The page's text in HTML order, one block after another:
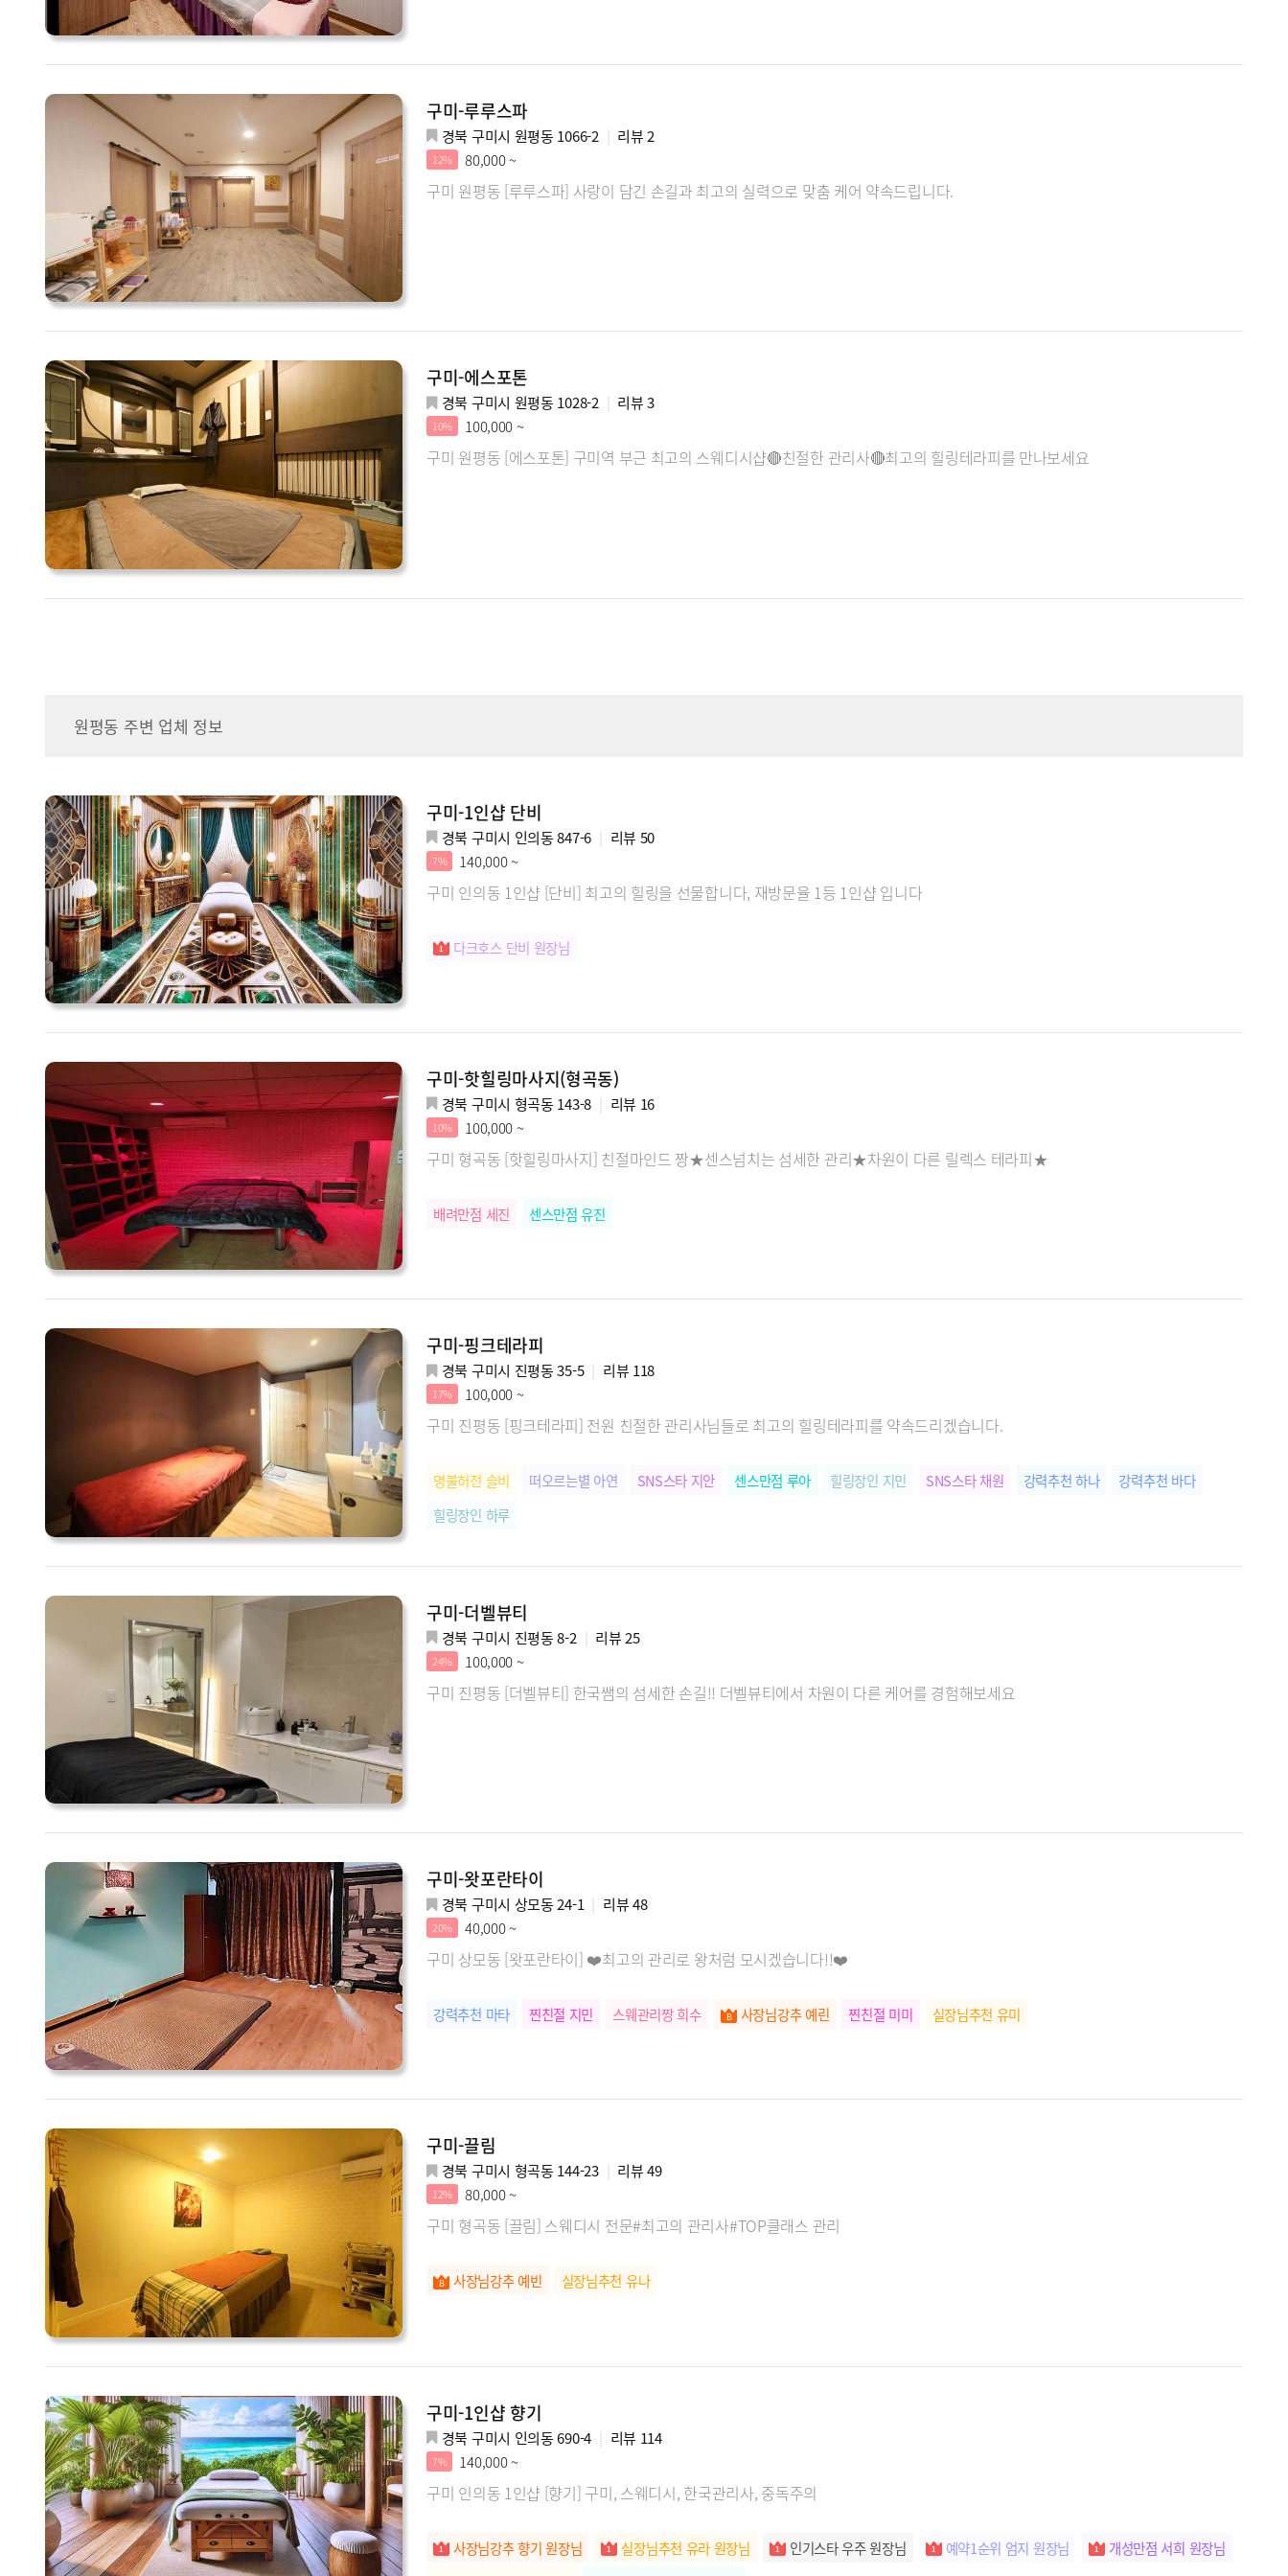
구미-루루스파
경북 구미시 원평동 1066-2 리뷰2
12% 80,000 ~
구미 원평동 [루루스파] 사랑이 담긴 손길과 최고의 실력으로 맞춤 케어 약속드립니다.
구미-에스포톤
경북 구미시 원평동 1028-2 리뷰3
10% 100,000 ~
구미 원평동 [에스포톤] 구미역 부근 최고의 스웨디시샵🔴친절한 관리사🔴최고의 힐링테라피를 만나보세요
원평동 주변 업체 정보
구미-1인샵 단비
경북 구미시 인의동 847-6 리뷰 50
7% 140,000 ~
구미 인의동 1인샵 [단비] 최고의 힐링을 선물합니다, 재방문율 1등 1인샵 입니다
다크호스 단비 원장님
구미-핫힐링마사지(형곡동)
경북 구미시 형곡동 143-8 리뷰 16
10% 100,000 ~
구미 형곡동 [핫힐링마사지] 친절마인드 짱★센스넘치는 섬세한 관리★차원이 다른 릴렉스 테라피★
배려만점 세진 센스만점 유진
구미-핑크테라피
경북 구미시 진평동 35-5 리뷰 118
17% 100,000 ~
구미 진평동 [핑크테라피] 전원 친절한 관리사님들로 최고의 힐링테라피를 약속드리겠습니다.
명불허전 슬비 떠오르는별 아연 SNS스타 지안 센스만점 루아 힐링장인 지민 SNS스타 채원 강력추천 하나
강력추천 바다
힐링장인 하루
구미-더벨뷰티
경북 구미시 진평동 8-2 리뷰25
24% 100,000 ~
구미 진평동 [더벨뷰티] 한국쌤의 섬세한 손길!! 더벨뷰티에서 차원이 다른 케어를 경험해보세요
구미-왓포란타이
경북 구미시 상모동 24-1 리뷰48
20% 40,000 ~
구미 상모동 [왓포란타이] ❤️최고의 관리로 왕처럼 모시겠습니다!!❤️
강력추천 마타 찐친절 지민 스웨관리짱 희수 사장님강추 예린 찐친절 미미 실장님추천 유미
구미-끌림
경북 구미시 형곡동 144-23 리뷰49
12% 80,000 ~
구미 형곡동 [끌림] 스웨디시 전문#최고의 관리사#TOP클래스 관리
사장님강추 예빈 실장님추천 유나
구미-1인샵 향기
경북 구미시 인의동 690-4 리뷰 114
7% 140,000 ~
구미 인의동 1인샵 [향기] 구미, 스웨디시, 한국관리사, 중독주의
사장님강추 향기 원장님 실장님추천 유라 원장님 인기스타 우주 원장님 예약1순위 엄지 원장님
개성만점 서희 원장님